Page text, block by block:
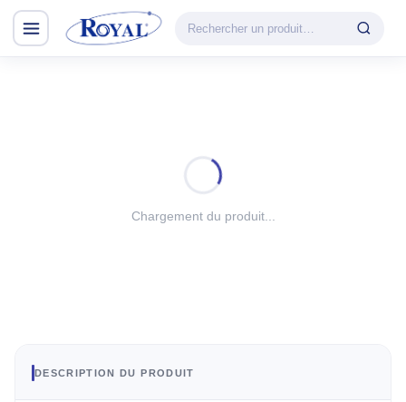
CHAUFFAGE
Chargement du produit...
DESCRIPTION DU PRODUIT